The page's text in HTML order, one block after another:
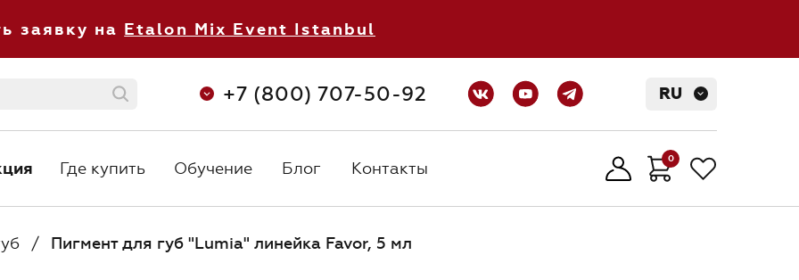
заявку на Etalon Mix Event Istanbul
+7 (800) 707-50-92 RU
Где купить
Где купить Обучение
Обучение Блог
Блог Контакты
Контакты 0
+7 (800) 707-50-92
orders@etalonmix.com
С 8:30 до 17:30
/ Пигмент для губ "Lumia" линейка Favor, 5 мл